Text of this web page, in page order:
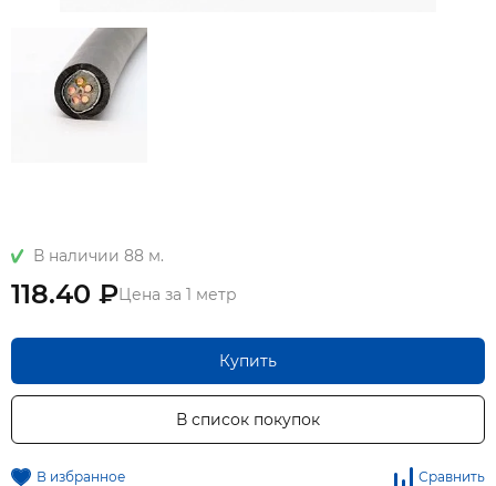
В наличии 88 м.
118.40 ₽Цена за 1 метр
Купить
В список покупок
В избранное Сравнить